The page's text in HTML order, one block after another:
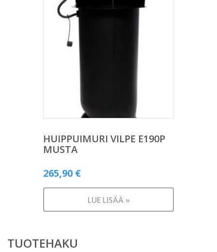
HUIPPUIMURI VILPE E190P
MUSTA
265,90 €
LUE LISÄÄ »
TUOTEHAKU